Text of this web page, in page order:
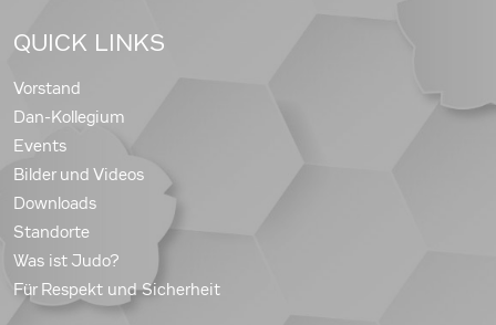
QUICK LINKS
Vorstand
Dan-Kollegium
Events
Bilder und Videos
Downloads
Standorte
Was ist Judo?
Für Respekt und Sicherheit